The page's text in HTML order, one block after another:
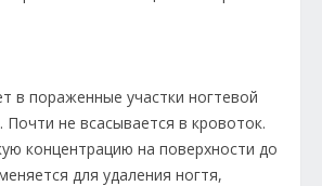
в пораженные участки ногтевой
не всасывается в кровоток.
концентрацию на поверхности до
для удаления ногтя,